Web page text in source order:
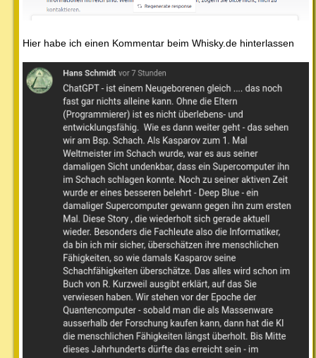
Hier habe ich einen Kommentar beim Whisky.de hinterlassen